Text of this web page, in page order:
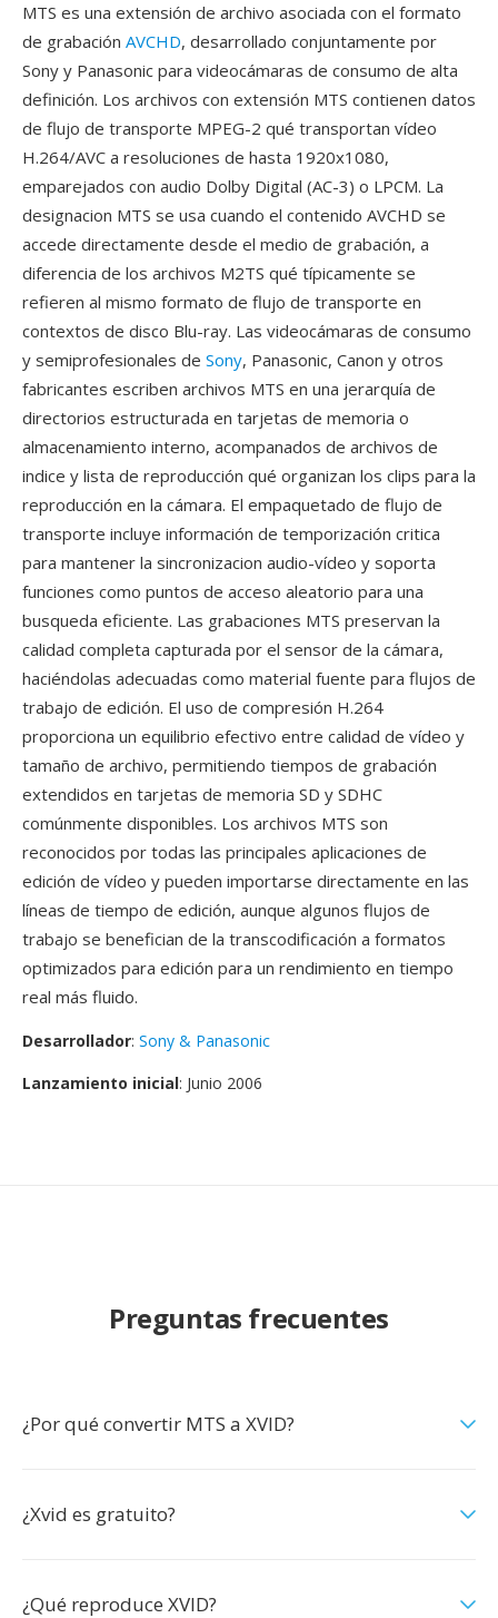
MTS es una extensión de archivo asociada con el formato
de grabación AVCHD, desarrollado conjuntamente por
Sony y Panasonic para videocámaras de consumo de alta
definición. Los archivos con extensión MTS contienen datos
de flujo de transporte MPEG-2 qué transportan vídeo
H.264/AVC a resoluciones de hasta 1920x1080,
emparejados con audio Dolby Digital (AC-3) o LPCM. La
designacion MTS se usa cuando el contenido AVCHD se
accede directamente desde el medio de grabación, a
diferencia de los archivos M2TS qué típicamente se
refieren al mismo formato de flujo de transporte en
contextos de disco Blu-ray. Las videocámaras de consumo
y semiprofesionales de Sony, Panasonic, Canon y otros
fabricantes escriben archivos MTS en una jerarquía de
directorios estructurada en tarjetas de memoria o
almacenamiento interno, acompanados de archivos de
indice y lista de reproducción qué organizan los clips para la
reproducción en la cámara. El empaquetado de flujo de
transporte incluye información de temporización critica
para mantener la sincronizacion audio-vídeo y soporta
funciones como puntos de acceso aleatorio para una
busqueda eficiente. Las grabaciones MTS preservan la
calidad completa capturada por el sensor de la cámara,
haciéndolas adecuadas como material fuente para flujos de
trabajo de edición. El uso de compresión H.264
proporciona un equilibrio efectivo entre calidad de vídeo y
tamaño de archivo, permitiendo tiempos de grabación
extendidos en tarjetas de memoria SD y SDHC
comúnmente disponibles. Los archivos MTS son
reconocidos por todas las principales aplicaciones de
edición de vídeo y pueden importarse directamente en las
líneas de tiempo de edición, aunque algunos flujos de
trabajo se benefician de la transcodificación a formatos
optimizados para edición para un rendimiento en tiempo
real más fluido.
Desarrollador: Sony & Panasonic
Lanzamiento inicial: Junio 2006
Preguntas frecuentes
¿Por qué convertir MTS a XVID?
¿Xvid es gratuito?
¿Qué reproduce XVID?